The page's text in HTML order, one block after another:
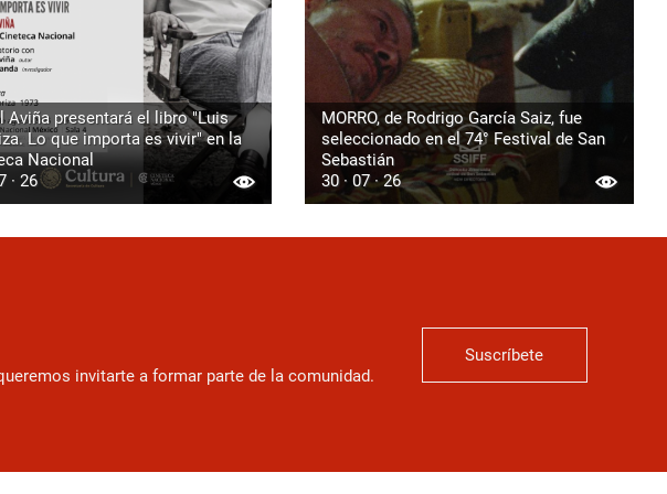
Aviña presentará el libro "Luis
Lo que importa es vivir" en la
Nacional
· 26
MORRO, de Rodrigo García Saiz, fue
seleccionado en el 74° Festival de San
Sebastián
30 · 07 · 26
invitarte a formar parte de la comunidad.
Suscríbete